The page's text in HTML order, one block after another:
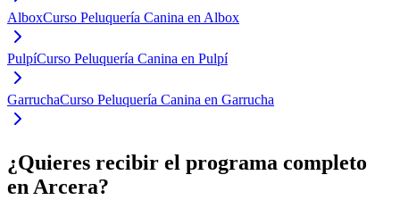
AlboxCurso Peluquería Canina en Albox
PulpíCurso Peluquería Canina en Pulpí
GarruchaCurso Peluquería Canina en Garrucha
¿Quieres recibir el programa completo
en Arcera?